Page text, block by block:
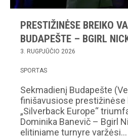
PRESTIŽINĖSE BREIKO
BUDAPEŠTE – BGIRL
3. RUGPJŪČIO 2026
SPORTAS
Sekmadienį Budapešte
finišavusiose prestižinėse
„Silverback Europe“
Dominika Banevič – Bgirl
elitiniame turnyre varžėsi…